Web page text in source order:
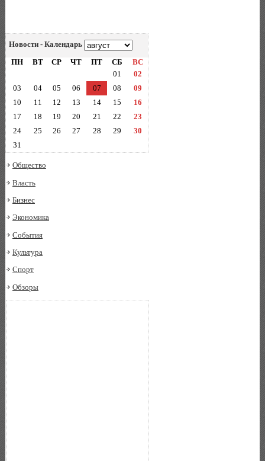
Новости - Календарь
ПН
ВТ СР ЧТ ПТ СБ
ВС
01
02
03
04 05 06 07 08
09
10
11 12 13 14 15
16
17
18 19 20 21 22
23
24
25 26 27 28 29
30
31
Общество
Власть
Бизнес
Экономика
События
Культура
Спорт
Обзоры